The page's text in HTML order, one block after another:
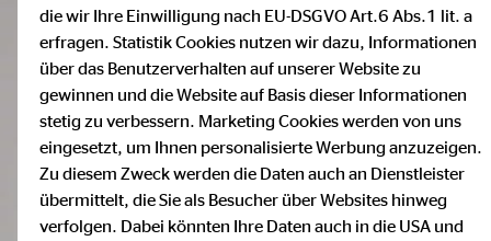
die wir Ihre Einwilligung nach EU-DSGVO Art.6 Abs.1 lit. a
erfragen. Statistik Cookies nutzen wir dazu, Informationen
über das Benutzerverhalten auf unserer Website zu
gewinnen und die Website auf Basis dieser Informationen
stetig zu verbessern. Marketing Cookies werden von uns
eingesetzt, um Ihnen personalisierte Werbung anzuzeigen.
Zu diesem Zweck werden die Daten auch an Dienstleister
übermittelt, die Sie als Besucher über Websites hinweg
verfolgen. Dabei könnten Ihre Daten auch in die USA und